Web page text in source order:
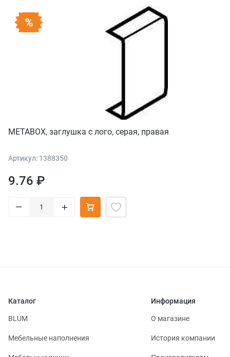
METABOX, заглушка с лого, серая, правая
Артикул: 1388350
9.76 ₽
– +
Каталог
BLUM
Мебельные наполнения
Информация
О магазине
История компании